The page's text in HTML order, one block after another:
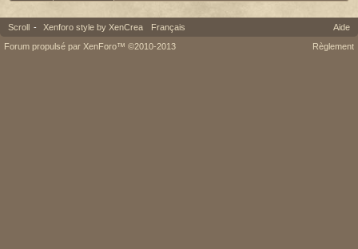
Scroll - Xenforo style by XenCrea Français
Aide
Règlement
Forum propulsé par XenForo™ ©2010-2013